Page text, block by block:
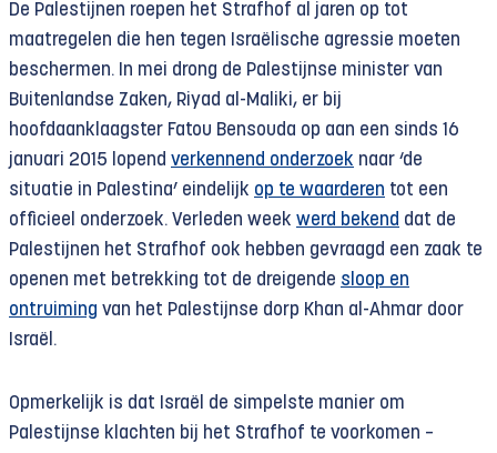
De Palestijnen roepen het Strafhof al jaren op tot
maatregelen die hen tegen Israëlische agressie moeten
beschermen. In mei drong de Palestijnse minister van
Buitenlandse Zaken, Riyad al-Maliki, er bij
hoofdaanklaagster Fatou Bensouda op aan een sinds 16
januari 2015 lopend verkennend onderzoek naar ‘de
situatie in Palestina’ eindelijk op te waarderen tot een
officieel onderzoek. Verleden week werd bekend dat de
Palestijnen het Strafhof ook hebben gevraagd een zaak te
openen met betrekking tot de dreigende sloop en
ontruiming van het Palestijnse dorp Khan al-Ahmar door
Israël.
Opmerkelijk is dat Israël de simpelste manier om
Palestijnse klachten bij het Strafhof te voorkomen –